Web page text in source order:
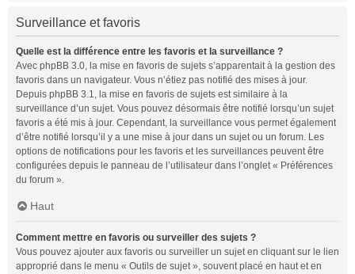
Surveillance et favoris
Quelle est la différence entre les favoris et la surveillance ?
Avec phpBB 3.0, la mise en favoris de sujets s’apparentait à la gestion des
favoris dans un navigateur. Vous n’étiez pas notifié des mises à jour.
Depuis phpBB 3.1, la mise en favoris de sujets est similaire à la
surveillance d’un sujet. Vous pouvez désormais être notifié lorsqu’un sujet
favoris a été mis à jour. Cependant, la surveillance vous permet également
d’être notifié lorsqu’il y a une mise à jour dans un sujet ou un forum. Les
options de notifications pour les favoris et les surveillances peuvent être
configurées depuis le panneau de l’utilisateur dans l’onglet « Préférences
du forum ».
Haut
Comment mettre en favoris ou surveiller des sujets ?
Vous pouvez ajouter aux favoris ou surveiller un sujet en cliquant sur le lien
approprié dans le menu « Outils de sujet », souvent placé en haut et en